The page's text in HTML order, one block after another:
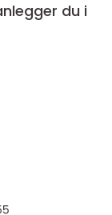
du i